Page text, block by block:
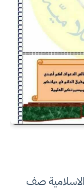
الاسلامية صف